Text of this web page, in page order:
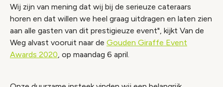
Wij zijn van mening dat wij bij de serieuze cateraars
horen en dat willen we heel graag uitdragen en laten zien
aan alle gasten van dit prestigieuze event", kijkt Van de
Weg alvast vooruit naar de Gouden Giraffe Event
Awards 2020, op maandag 6 april.